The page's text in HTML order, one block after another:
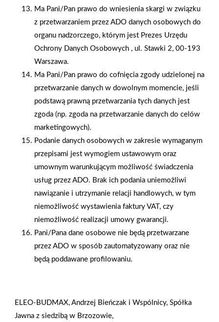
Grodzisku Mazowieckim
PROFI Polbudrol-Bis w
Starachowicach
2024-04-29
Informacja o publikacji
ogłoszenia w Monitorze
Sądowym i
Gospodarczym
2024-04-26
Pierwszy w Polsce sklep
PSB Mrówka Express
Ma Pani/Pan prawo do wniesienia skargi w związku
z przetwarzaniem przez ADO danych osobowych do
organu nadzorczego, którym jest Prezes Urzędu
Ochrony Danych Osobowych , ul. Stawki 2, 00-193
Warszawa.
Ma Pani/Pan prawo do cofnięcia zgody udzielonej na
przetwarzanie danych w dowolnym momencie, jeśli
podstawą prawną przetwarzania tych danych jest
zgoda (np. zgoda na przetwarzanie danych do celów
marketingowych).
Podanie danych osobowych w zakresie wymaganym
przepisami jest wymogiem ustawowym oraz
umownym warunkującym możliwość świadczenia
usług przez ADO. Brak ich podania uniemożliwi
nawiązanie i utrzymanie relacji handlowych, w tym
niemożliwość wystawienia faktury VAT, czy
niemożliwość realizacji umowy gwarancji.
Pani/Pana dane osobowe nie będą przetwarzane
przez ADO w sposób zautomatyzowany oraz nie
będą poddawane profilowaniu.
ELEO-BUDMAX, Andrzej Bieńczak i Wspólnicy, Spółka
Jawna z siedzibą w Brzozowie,